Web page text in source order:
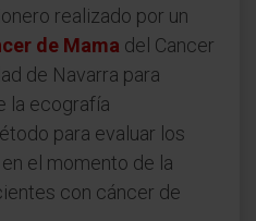
realizado por un
de Mama del Cancer
de Navarra para
la ecografía
para evaluar los
el momento de la
con cáncer de